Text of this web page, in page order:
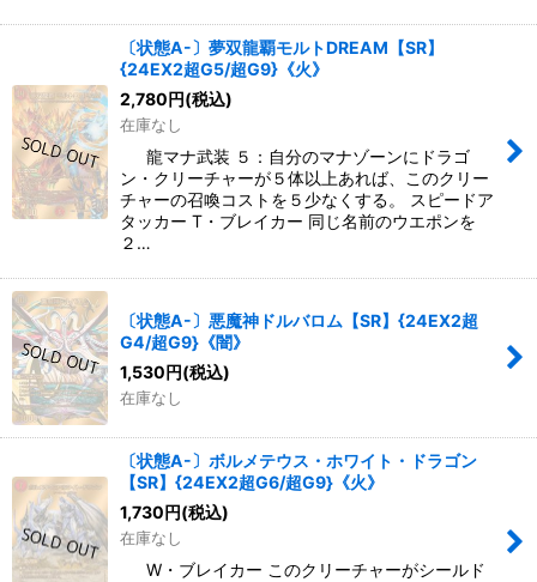
〔状態A-〕夢双龍覇モルトDREAM【SR】
{24EX2超G5/超G9}《火》
2,780 円(税込)
在庫なし
龍マナ武装 ５：自分のマナゾーンにドラゴ
ン・クリーチャーが５体以上あれば、このクリー
チャーの召喚コストを５少なくする。 スピードア
タッカー T・ブレイカー 同じ名前のウエポンを
２…
〔状態A-〕悪魔神ドルバロム【SR】{24EX2超
G4/超G9}《闇》
1,530円(税込)
在庫なし
〔状態A-〕ボルメテウス・ホワイト・ドラゴン
【SR】{24EX2超G6/超G9}《火》
1,730円(税込)
在庫なし
W・ブレイカー このクリーチャーがシールド